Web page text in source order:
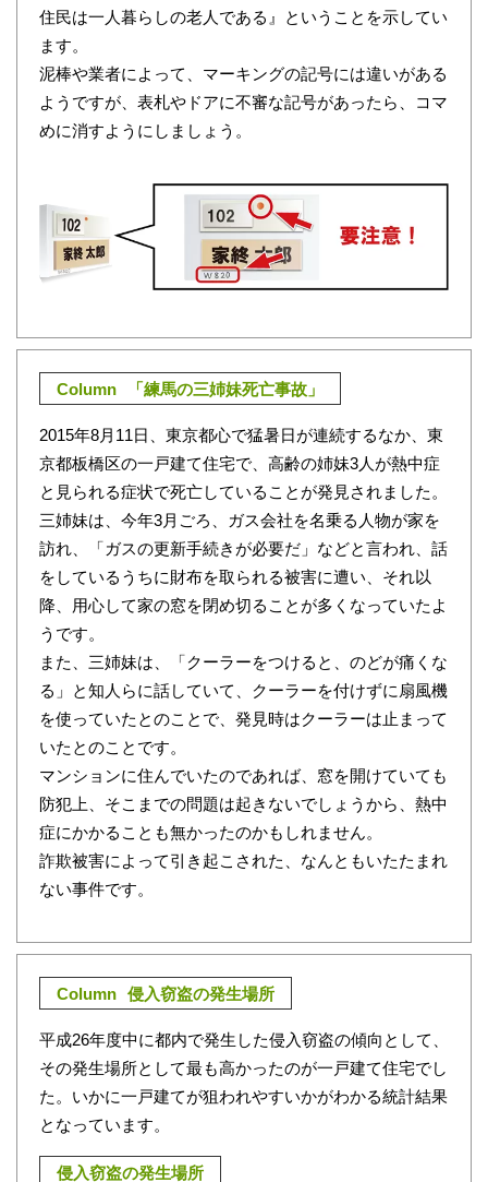
住民は一人暮らしの老人である』ということを示してい
ます。
泥棒や業者によって、マーキングの記号には違いがある
ようですが、表札やドアに不審な記号があったら、コマ
めに消すようにしましょう。
Column 「練馬の三姉妹死亡事故」
2015年8月11日、東京都心で猛暑日が連続するなか、東
京都板橋区の一戸建て住宅で、高齢の姉妹3人が熱中症
と見られる症状で死亡していることが発見されました。
三姉妹は、今年3月ごろ、ガス会社を名乗る人物が家を
訪れ、「ガスの更新手続きが必要だ」などと言われ、話
をしているうちに財布を取られる被害に遭い、それ以
降、用心して家の窓を閉め切ることが多くなっていたよ
うです。
また、三姉妹は、「クーラーをつけると、のどが痛くな
る」と知人らに話していて、クーラーを付けずに扇風機
を使っていたとのことで、発見時はクーラーは止まって
いたとのことです。
マンションに住んでいたのであれば、窓を開けていても
防犯上、そこまでの問題は起きないでしょうから、熱中
症にかかることも無かったのかもしれません。
詐欺被害によって引き起こされた、なんともいたたまれ
ない事件です。
Column 侵入窃盗の発生場所
平成26年度中に都内で発生した侵入窃盗の傾向として、
その発生場所として最も高かったのが一戸建て住宅でし
た。いかに一戸建てが狙われやすいかがわかる統計結果
となっています。
侵入窃盗の発生場所